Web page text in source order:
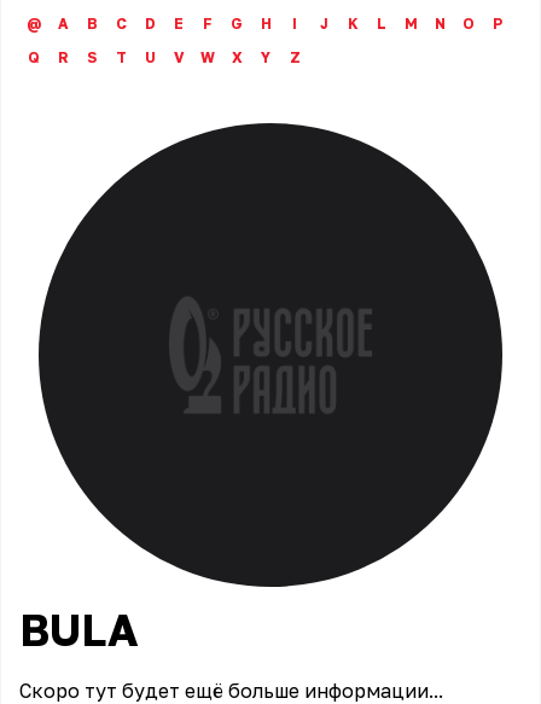
@
A B C D E F G H I J K L M N O
P
Q
R S T U V W X Y Z
BULA
Скоро тут будет ещё больше информации...